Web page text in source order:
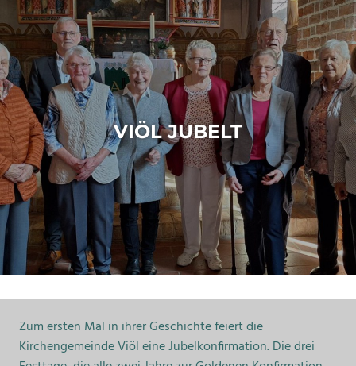
VIÖL JUBELT
Zum ersten Mal in ihrer Geschichte feiert die
Kirchengemeinde Viöl eine Jubelkonfirmation. Die drei